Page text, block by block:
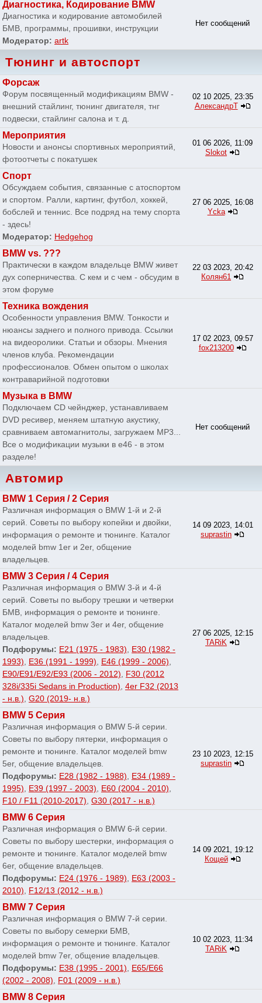
Диагностика, Кодирование BMW
Диагностика и кодирование автомобилей
БМВ, программы, прошивки, инструкции
Модератор: artk
Нет сообщений
Тюнинг и автоспорт
Форсаж
Форум посвященный модификациям BMW -
внешний стайлинг, тюнинг двигателя, тнг
подвески, стайлинг салона и т. д.
02 10 2025, 23:35
АлександрТ
Мероприятия
Новости и анонсы спортивных мероприятий,
фотоотчеты с покатушек
01 06 2026, 11:09
Slokot
Спорт
Обсуждаем события, связанные с атоспортом
и спортом. Ралли, картинг, футбол, хоккей,
бобслей и теннис. Все подряд на тему спорта
- здесь!
Модератор: Hedgehog
27 06 2025, 16:08
Ycka
BMW vs. ???
Практически в каждом владельце BMW живет
дух соперничества. С кем и с чем - обсудим в
этом форуме
22 03 2023, 20:42
Колян61
Техника вождения
Особенности управления BMW. Тонкости и
нюансы заднего и полного привода. Ссылки
на видеоролики. Статьи и обзоры. Мнения
членов клуба. Рекомендации
профессионалов. Обмен опытом о школах
контраварийной подготовки
17 02 2023, 09:57
fox213200
Музыка в BMW
Подключаем CD чейнджер, устанавливаем
DVD ресивер, меняем штатную акустику,
сравниваем автомагнитолы, загружаем MP3...
Все о модификации музыки в e46 - в этом
разделе!
Нет сообщений
Автомир
BMW 1 Серия / 2 Серия
Различная информация о BMW 1-й и 2-й
серий. Советы по выбору копейки и двойки,
информация о ремонте и тюнинге. Каталог
моделей bmw 1er и 2er, общение
владельцев.
14 09 2023, 14:01
suprastin
BMW 3 Серия / 4 Серия
Различная информация о BMW 3-й и 4-й
серий. Советы по выбору трешки и четверки
БМВ, информация о ремонте и тюнинге.
Каталог моделей bmw 3er и 4er, общение
владельцев.
Подфорумы: E21 (1975 - 1983), E30 (1982 -
1993), E36 (1991 - 1999), E46 (1999 - 2006),
E90/E91/E92/E93 (2006 - 2012), F30 (2012
328i/335i Sedans in Production), 4er F32 (2013
- н.в.), G20 (2019- н.в.)
27 06 2025, 12:15
TARiK
BMW 5 Серия
Различная информация о BMW 5-й серии.
Советы по выбору пятерки, информация о
ремонте и тюнинге. Каталог моделей bmw
5er, общение владельцев.
Подфорумы: E28 (1982 - 1988), E34 (1989 -
1995), E39 (1997 - 2003), E60 (2004 - 2010),
F10 / F11 (2010-2017), G30 (2017 - н.в.)
23 10 2023, 12:15
suprastin
BMW 6 Серия
Различная информация о BMW 6-й серии.
Советы по выбору шестерки, информация о
ремонте и тюнинге. Каталог моделей bmw
6er, общение владельцев.
Подфорумы: E24 (1976 - 1989), E63 (2003 -
2010), F12/13 (2012 - н.в.)
14 09 2021, 19:12
Кощей
BMW 7 Серия
Различная информация о BMW 7-й серии.
Советы по выбору семерки БМВ,
информация о ремонте и тюнинге. Каталог
моделей bmw 7er, общение владельцев.
Подфорумы: E38 (1995 - 2001), E65/E66
(2002 - 2008), F01 (2009 - н.в.)
10 02 2023, 11:34
TARiK
BMW 8 Серия